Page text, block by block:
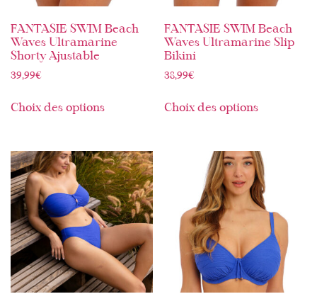
FANTASIE SWIM Beach
Waves Ultramarine
Shorty Ajustable
39,99€
Choix des options
FANTASIE SWIM Beach
Waves Ultramarine Slip
Bikini
38,99€
Choix des options